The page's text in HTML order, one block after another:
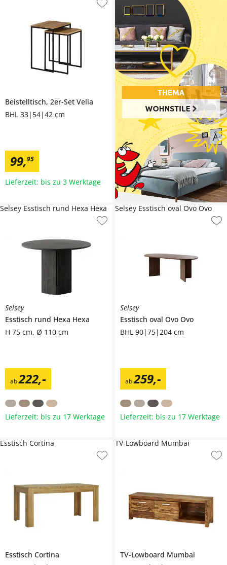
Beistelltisch, 2er-Set Velia
BHL 33|54|42 cm
99,95
Lieferzeit: bis zu 3 Werktage
Selsey
Esstisch rund Hexa Hexa
H 75 cm, Ø 110 cm
ab222,-
Selsey Esstisch rund Hexa Hexa
Lieferzeit: bis zu 17 Werktage
Selsey
Esstisch oval Ovo Ovo
BHL 90|75|204 cm
ab259,-
Selsey Esstisch oval Ovo Ovo
Lieferzeit: bis zu 17 Werktage
Esstisch Cortina
Esstisch Cortina
TV-Lowboard Mumbai
TV-Lowboard Mumbai